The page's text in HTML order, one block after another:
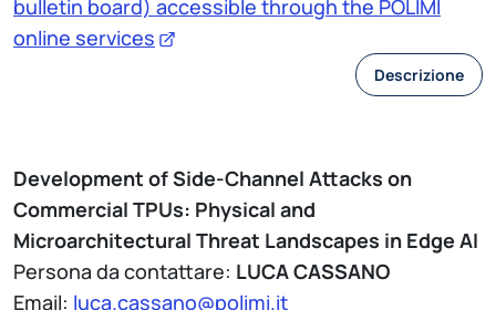
bulletin board) accessible through the POLIMI
online services
Descrizione
Development of Side-Channel Attacks on
Commercial TPUs: Physical and
Microarchitectural Threat Landscapes in Edge AI
Persona da contattare: LUCA CASSANO
Email: luca.cassano@polimi.it